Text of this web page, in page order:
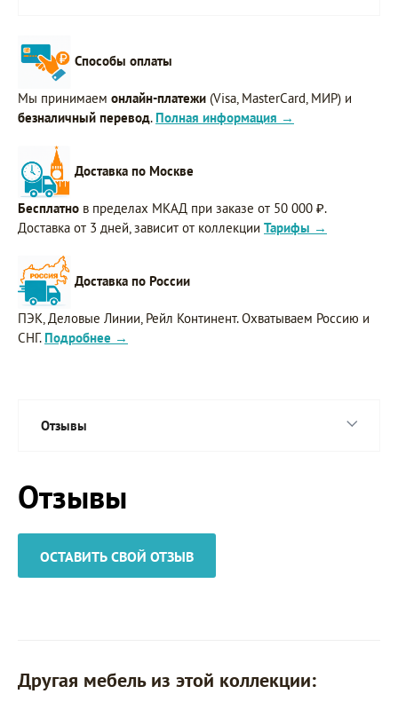
Способы оплаты
Мы принимаем онлайн-платежи (Visa, MasterCard, МИР) и
безналичный перевод. Полная информация →
Доставка по Москве
Бесплатно в пределах МКАД при заказе от 50 000 ₽.
Доставка от 3 дней, зависит от коллекции Тарифы →
Доставка по России
ПЭК, Деловые Линии, Рейл Континент. Охватываем Россию и
СНГ. Подробнее →
Отзывы
Отзывы
ОСТАВИТЬ СВОЙ ОТЗЫВ
Другая мебель из этой коллекции: